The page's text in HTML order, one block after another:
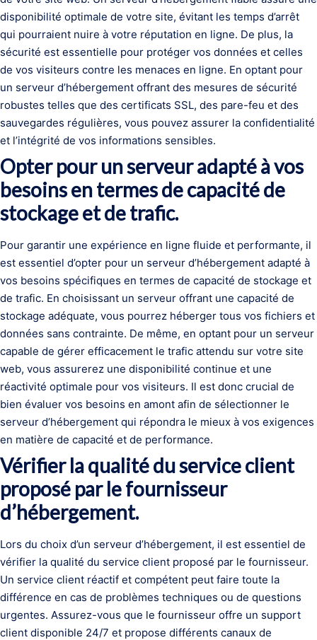
disponibilité optimale de votre site, évitant les temps d’arrêt
qui pourraient nuire à votre réputation en ligne. De plus, la
sécurité est essentielle pour protéger vos données et celles
de vos visiteurs contre les menaces en ligne. En optant pour
un serveur d’hébergement offrant des mesures de sécurité
robustes telles que des certificats SSL, des pare-feu et des
sauvegardes régulières, vous pouvez assurer la confidentialité
et l’intégrité de vos informations sensibles.
Opter pour un serveur adapté à vos
besoins en termes de capacité de
stockage et de trafic.
Pour garantir une expérience en ligne fluide et performante, il
est essentiel d’opter pour un serveur d’hébergement adapté à
vos besoins spécifiques en termes de capacité de stockage et
de trafic. En choisissant un serveur offrant une capacité de
stockage adéquate, vous pourrez héberger tous vos fichiers et
données sans contrainte. De même, en optant pour un serveur
capable de gérer efficacement le trafic attendu sur votre site
web, vous assurerez une disponibilité continue et une
réactivité optimale pour vos visiteurs. Il est donc crucial de
bien évaluer vos besoins en amont afin de sélectionner le
serveur d’hébergement qui répondra le mieux à vos exigences
en matière de capacité et de performance.
Vérifier la qualité du service client
proposé par le fournisseur
d’hébergement.
Lors du choix d’un serveur d’hébergement, il est essentiel de
vérifier la qualité du service client proposé par le fournisseur.
Un service client réactif et compétent peut faire toute la
différence en cas de problèmes techniques ou de questions
urgentes. Assurez-vous que le fournisseur offre un support
client disponible 24/7 et propose différents canaux de